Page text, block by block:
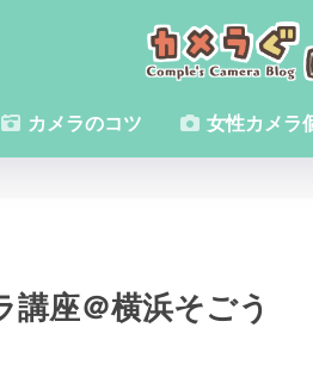
カメラのコツ 女性カメラ
座＠横浜そごう